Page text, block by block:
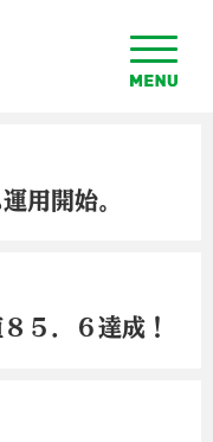
toggle
menu
用開始。
５．６達成！